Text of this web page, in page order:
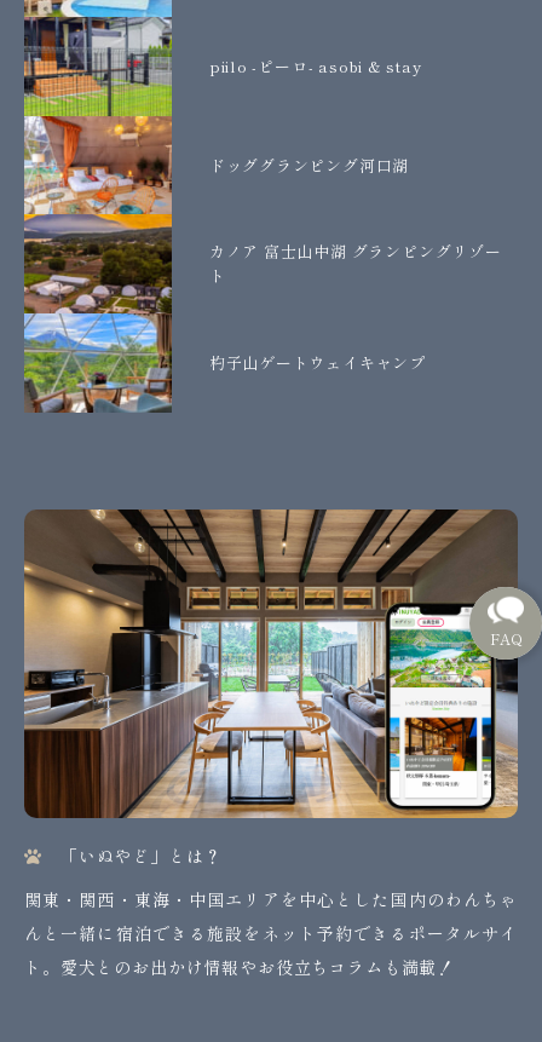
piilo -ピーロ- asobi & stay
ドッググランピング河口湖
カノア 富士山中湖 グランピングリゾー
ト
杓子山ゲートウェイキャンプ
「いぬやど」とは？
関東・関西・東海・中国エリアを中心とした国内のわんちゃ
んと一緒に宿泊できる施設をネット予約できるポータルサイ
ト。愛犬とのお出かけ情報やお役立ちコラムも満載！